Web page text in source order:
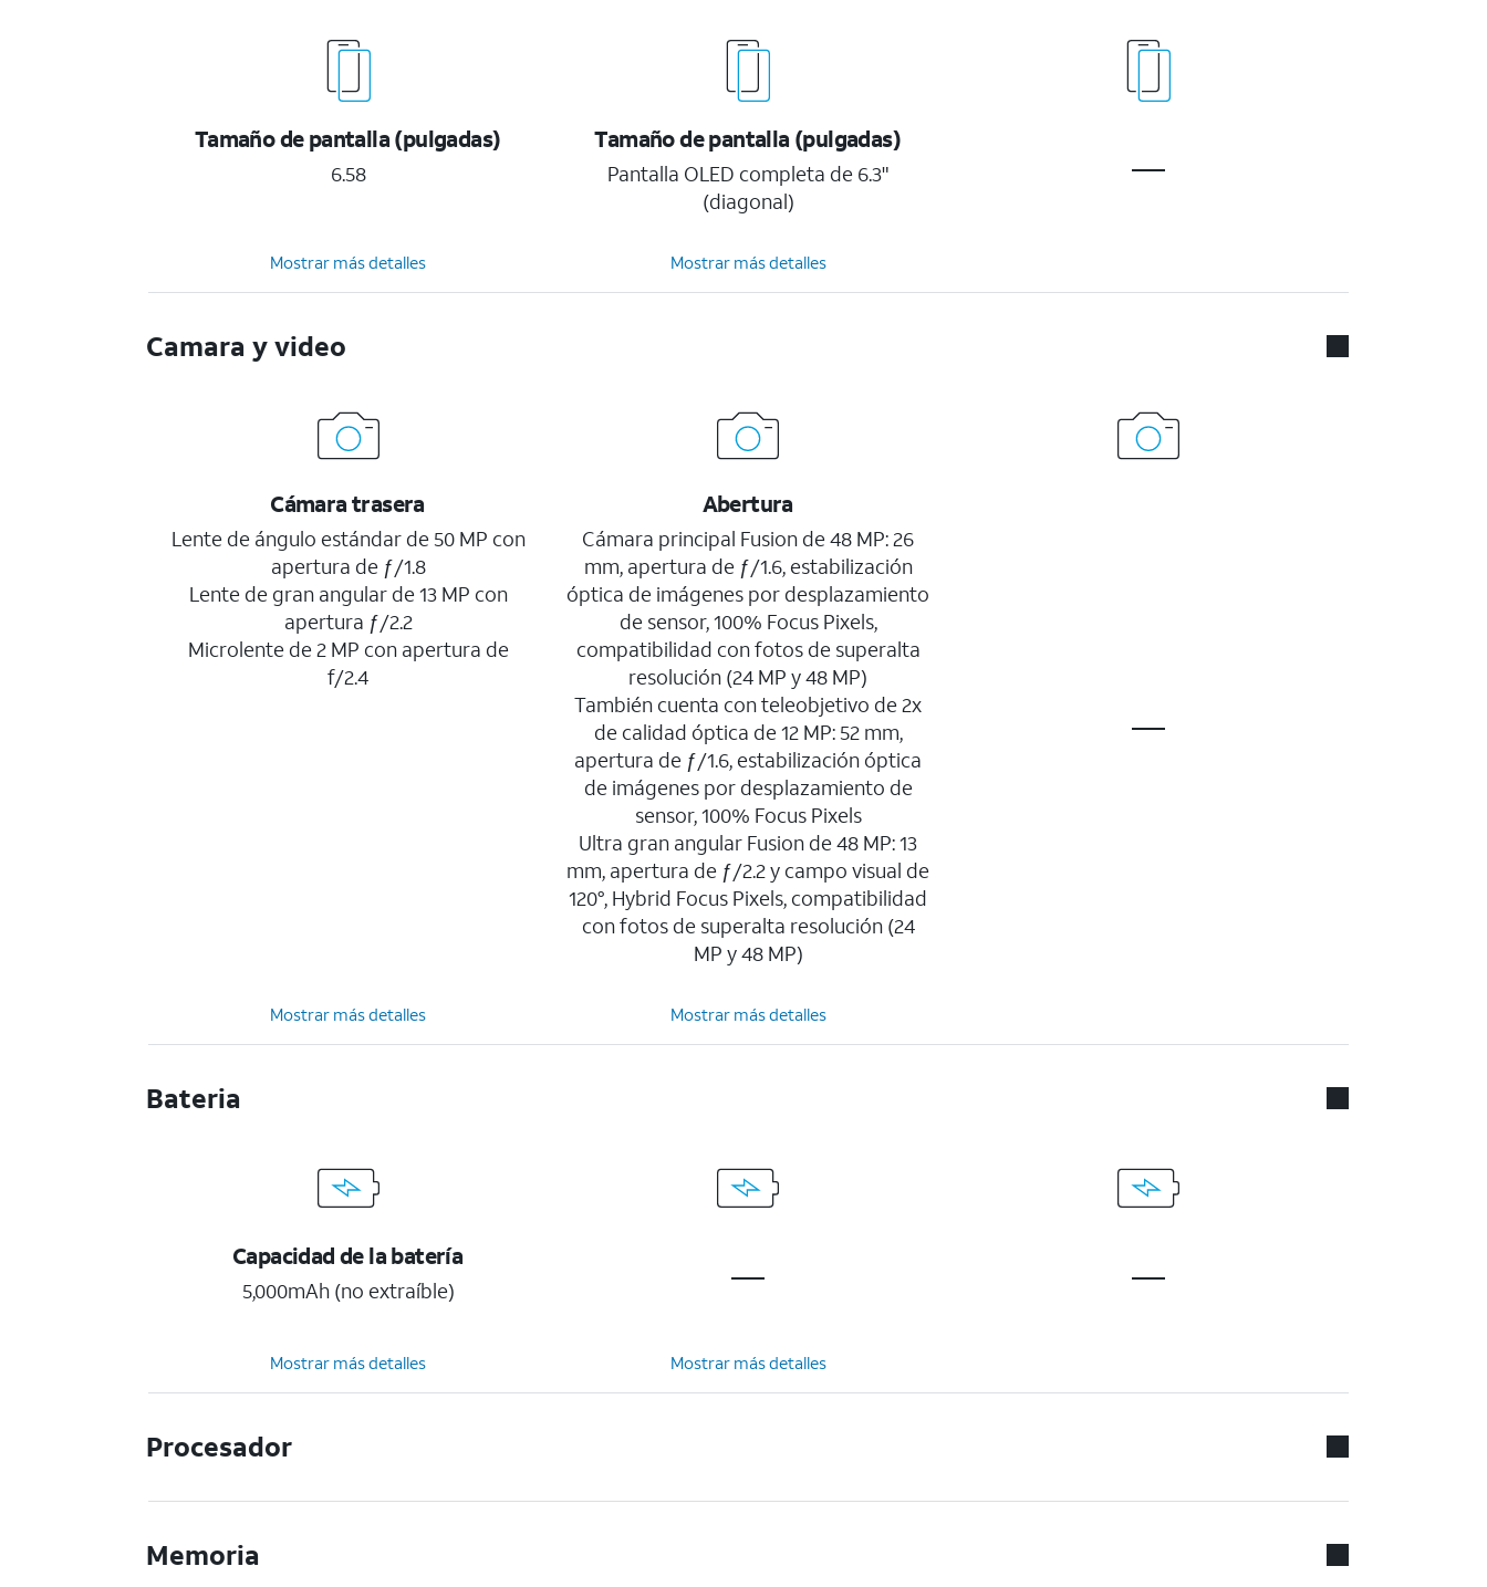
Tamaño de pantalla (pulgadas)
6.58
Tamaño de pantalla (pulgadas)
Pantalla OLED completa de 6.3"
(diagonal)
Mostrar más detalles Mostrar más detalles
Camara y video
Cámara trasera
Lente de ángulo estándar de 50 MP con
apertura de ƒ/1.8
Lente de gran angular de 13 MP con
apertura ƒ/2.2
Microlente de 2 MP con apertura de
f/2.4
Abertura
Cámara principal Fusion de 48 MP: 26
mm, apertura de ƒ/1.6, estabilización
óptica de imágenes por desplazamiento
de sensor, 100% Focus Pixels,
compatibilidad con fotos de superalta
resolución (24 MP y 48 MP)
También cuenta con teleobjetivo de 2x
de calidad óptica de 12 MP: 52 mm,
apertura de ƒ/1.6, estabilización óptica
de imágenes por desplazamiento de
sensor, 100% Focus Pixels
Ultra gran angular Fusion de 48 MP: 13
mm, apertura de ƒ/2.2 y campo visual de
120°, Hybrid Focus Pixels, compatibilidad
con fotos de superalta resolución (24
MP y 48 MP)
Mostrar más detalles Mostrar más detalles
Bateria
Capacidad de la batería
5,000mAh (no extraíble)
Mostrar más detalles Mostrar más detalles
Procesador
Memoria